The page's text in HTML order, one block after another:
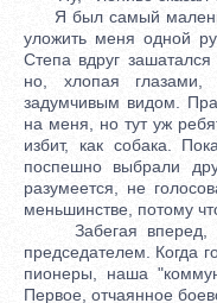
Я был самый
уложить меня одной
Степа вдруг
но, хлопая
задумчивым видом.
на меня, но тут уж
избит, как собака.
поспешно выбрали
разумеется, не
меньшинстве, потому
Забегая вперед,
председателем. Когда
пионеры, наша
Первое, отчаянное